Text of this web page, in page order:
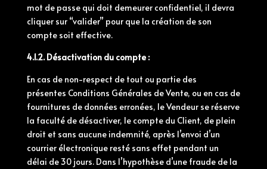
mot de passe qui doit demeurer confidentiel, il devra
cliquer sur “valider” pour que la création de son
compte soit effective.
4.1.2. Désactivation du compte :
En cas de non-respect de tout ou partie des
présentes Conditions Générales de Vente, ou en cas de
fournitures de données erronées, le Vendeur se réserve
la faculté de désactiver, le compte du Client, de plein
droit et sans aucune indemnité, après l’envoi d’un
courrier électronique resté sans effet pendant un
délai de 30 jours. Dans l’hypothèse d’une fraude de la